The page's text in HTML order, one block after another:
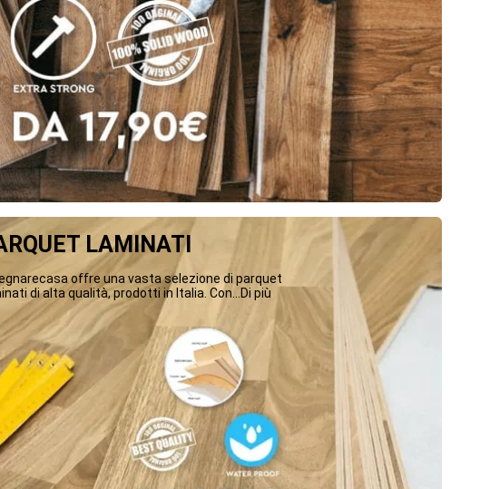
LAMINATI
offre una vasta selezione di parquet
di alta qualità, prodotti in Italia. Con...Di più